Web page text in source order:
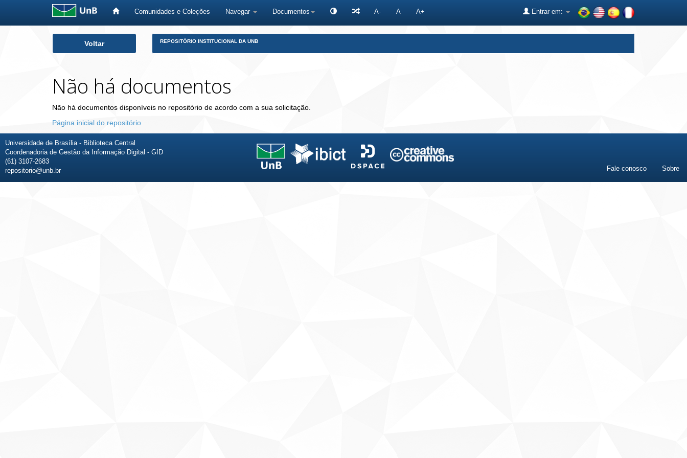
Comunidades e Coleções Navegar Documentos A- A A+ Entrar em:
Voltar REPOSITÓRIO INSTITUCIONAL DA UNB
Não há documentos
Não há documentos disponíveis no repositório de acordo com a sua solicitação.
Página inicial do repositório
Universidade de Brasília - Biblioteca Central
Coordenadoria de Gestão da Informação Digital - GID
(61) 3107-2683
repositorio@unb.br
Fale conosco Sobre